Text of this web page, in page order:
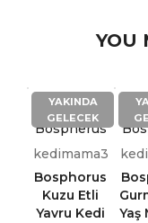
YOU
YAKINDA
GELECEK
Bospherus
kedimama3
Bosphorus
Kuzu Etli
Yavru Kedi
Yaş